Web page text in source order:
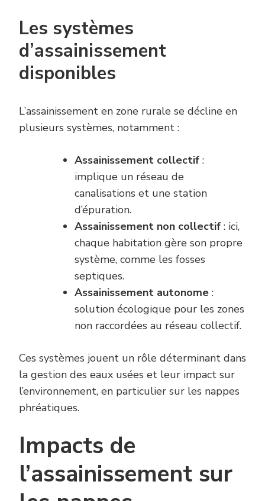
Les systèmes
d’assainissement
disponibles
L’assainissement en zone rurale se décline en
plusieurs systèmes, notamment :
Assainissement collectif :
implique un réseau de
canalisations et une station
d’épuration.
Assainissement non collectif : ici,
chaque habitation gère son propre
système, comme les fosses
septiques.
Assainissement autonome :
solution écologique pour les zones
non raccordées au réseau collectif.
Ces systèmes jouent un rôle déterminant dans
la gestion des eaux usées et leur impact sur
l’environnement, en particulier sur les nappes
phréatiques.
Impacts de
l’assainissement sur